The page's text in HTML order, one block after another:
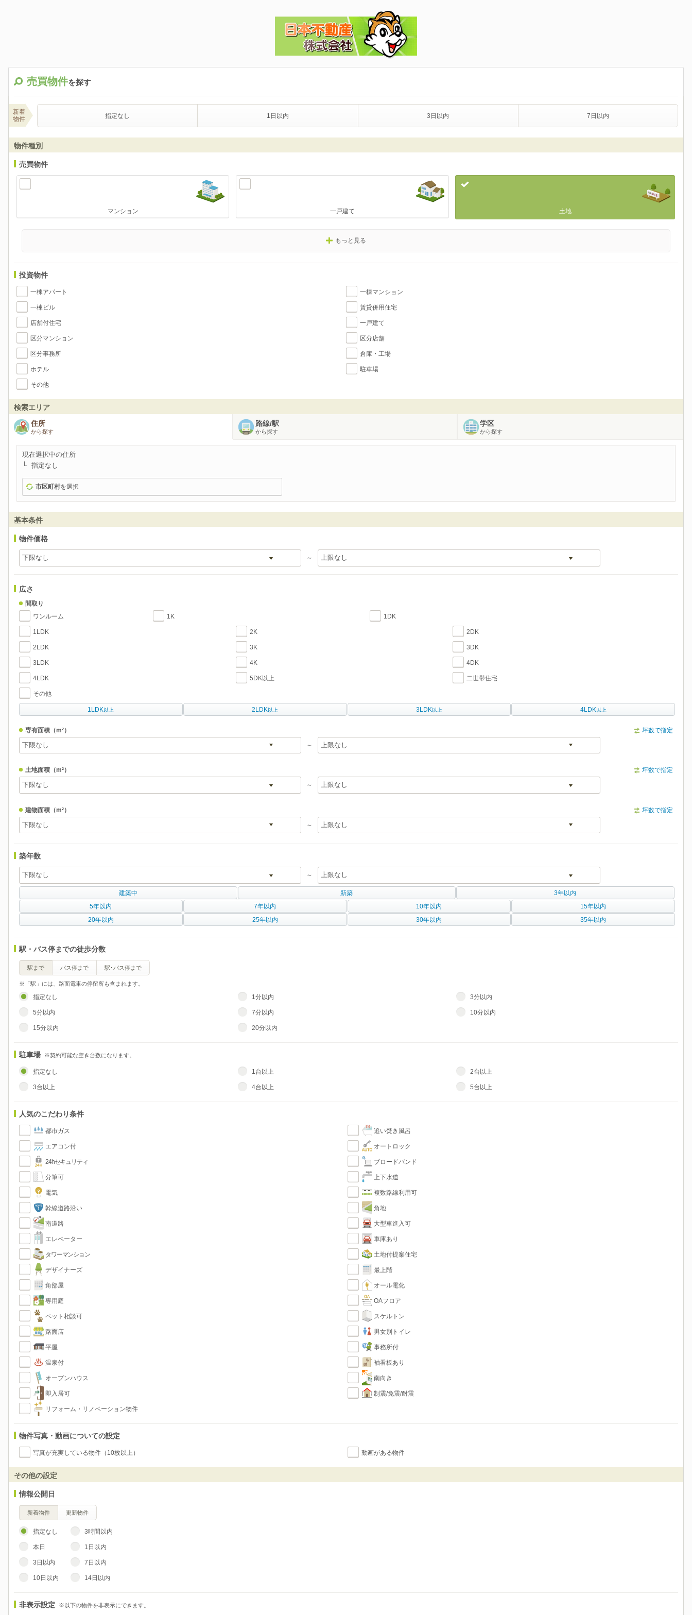
売買物件を探す
新着
物件
指定なし 1日以内 3日以内 7日以内
物件種別
売買物件
マンション 一戸建て 土地
もっと見る
投資物件
一棟アパート 一棟マンション
一棟ビル 賃貸併用住宅
店舗付住宅 一戸建て
区分マンション 区分店舗
区分事務所 倉庫・工場
ホテル 駐車場
その他
検索エリア
住所
から探す
路線/駅
から探す
学区
から探す
現在選択中の住所
指定なし
市区町村を選択
基本条件
物件価格
～
広さ
間取り
ワンルーム 1K 1DK
1LDK 2K 2DK
2LDK 3K 3DK
3LDK 4K 4DK
4LDK 5DK以上 二世帯住宅
その他
1LDK 以上 2LDK 以上 3LDK 以上 4LDK 以上
専有面積（m²） 坪数で指定
～
土地面積（m²） 坪数で指定
～
建物面積（m²） 坪数で指定
～
築年数
～
建築中 新築
3年以内
5年以内
7年以内 10年以内
15年以内
20年以内
25年以内 30年以内 35年以内
駅・バス停までの徒歩分数
駅まで バス停まで 駅･バス停まで
指定なし 1分以内 3分以内
5分以内 7分以内 10分以内
15分以内 20分以内
※「駅」には、路面電車の停留所も含まれます。
駐車場 ※契約可能な空き台数になります。
指定なし 1台以上 2台以上
3台以上 4台以上 5台以上
人気のこだわり条件
都市ガス 追い焚き風呂
エアコン付 オートロック
24hセキュリティ ブロードバンド
分筆可 上下水道
電気 複数路線利用可
幹線道路沿い 角地
南道路 大型車進入可
エレベーター 車庫あり
タワーマンション 土地付提案住宅
デザイナーズ 最上階
角部屋 オール電化
専用庭 OAフロア
ペット相談可 スケルトン
路面店 男女別トイレ
平屋 事務所付
温泉付 袖看板あり
オープンハウス 南向き
即入居可 制震/免震/耐震
リフォーム・リノベーション物件
物件写真・動画についての設定
写真が充実している物件（10枚以上） 動画がある物件
その他の設定
情報公開日
新着物件 更新物件
指定なし 3時間以内
本日 1日以内
3日以内 7日以内
10日以内 14日以内
非表示設定 ※以下の物件を非表示にできます。